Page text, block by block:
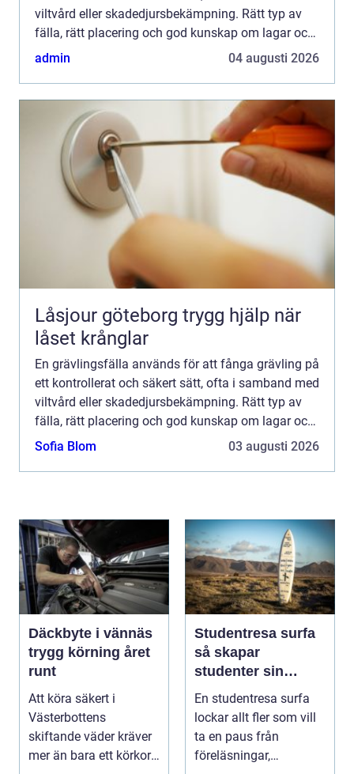
viltvård eller skadedjursbekämpning. Rätt typ av
fälla, rätt placering och god kunskap om lagar och
etik är avgörande för att få en effektiv, hum...
admin 04 augusti 2026
Låsjour göteborg trygg hjälp när
låset krånglar
En grävlingsfälla används för att fånga grävling på
ett kontrollerat och säkert sätt, ofta i samband med
viltvård eller skadedjursbekämpning. Rätt typ av
fälla, rätt placering och god kunskap om lagar och
etik är avgörande för att få en effektiv, hum...
Sofia Blom 03 augusti 2026
Däckbyte i vännäs
trygg körning året
runt
Att köra säkert i
Västerbottens
skiftande väder kräver
mer än bara ett körkort
Studentresa surfa
så skapar
studenter sin
ultimata paus från
plugget
En studentresa surfa
lockar allt fler som vill
ta en paus från
föreläsningar,